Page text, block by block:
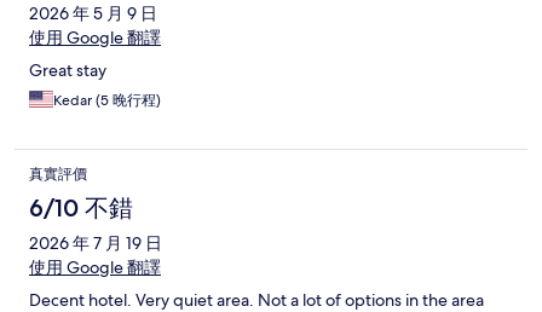
2026 年 5 月 9 日
使用 Google 翻譯
Great stay
Kedar (5 晚行程)
真實評價
6/10 不錯
2026 年 7 月 19 日
使用 Google 翻譯
Decent hotel. Very quiet area. Not a lot of options in the area